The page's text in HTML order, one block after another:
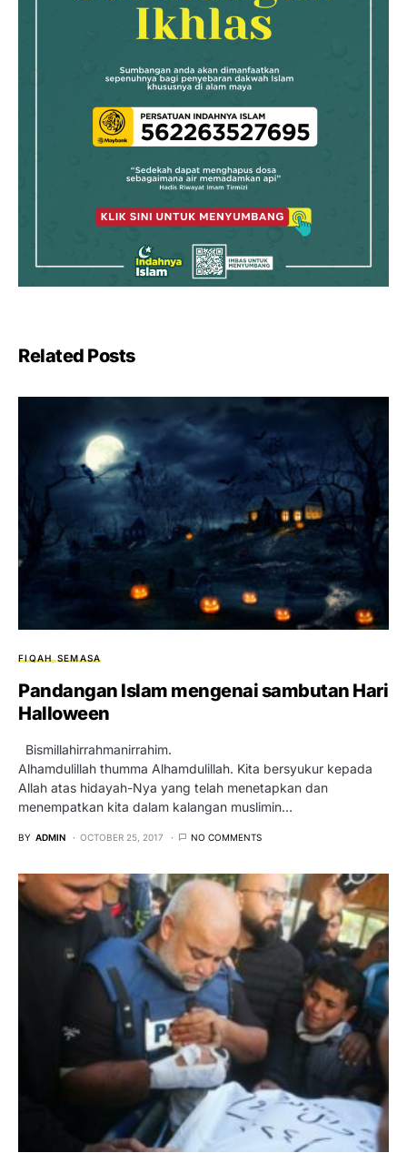
Related Posts
FIQAH SEMASA
Pandangan Islam mengenai sambutan Hari
Halloween
Bismillahirrahmanirrahim.
Alhamdulillah thumma Alhamdulillah. Kita bersyukur kepada
Allah atas hidayah-Nya yang telah menetapkan dan
menempatkan kita dalam kalangan muslimin…
BY ADMIN OCTOBER 25, 2017 NO COMMENTS